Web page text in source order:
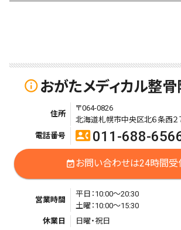
info_outlineおがたメディカル整
住所
〒064-0826
北海道札幌市中央区北６条西２
電話番号
contact_phone 011-688-
event_availableお問い合わせは24時間受
営業時間
平日：10:00〜20:30
土曜：10:00〜15:30
休業日
日曜・祝日